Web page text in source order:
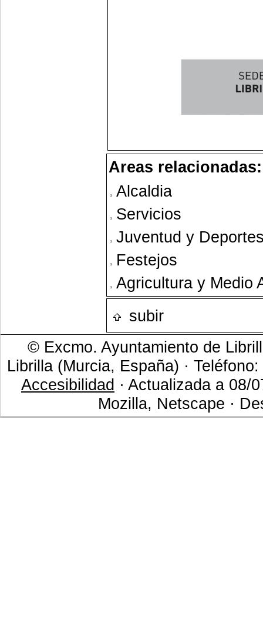
Areas relacionadas:
Alcaldia
Servicios
Juventud y
Festejos
Agricultura y Medio
subir
© Excmo. Ayuntamiento de
Librilla (Murcia, España) ·
Accesibilidad · Actualizada a 08/
Mozilla, Netscape ·